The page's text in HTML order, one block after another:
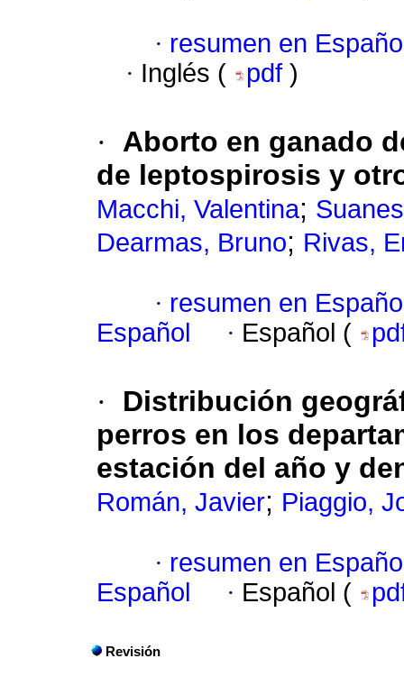
· resumen en
· Inglés ( pdf )
·
Aborto en ganado
de leptospirosis y
Macchi, Valentina;
Dearmas, Bruno; Rivas,
· resumen en
Español
· Español (
·
Distribución
perros en los
estación del año y
Román, Javier; Piaggio,
· resumen en
Español
· Español (
Revisión